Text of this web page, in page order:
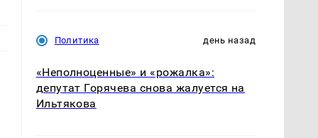
Политика день назад
«Неполноценные» и «рожалка»:
депутат Горячева снова жалуется на
Ильтякова